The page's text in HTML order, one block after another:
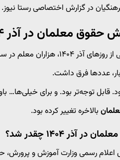
در گزارش اختصاصی رستا نیوز.
حقوق معلمان در آذر ۱۴۰۴
کشور مثل همیشه تلفن همراه‌شان را برداشتند تا فیش حقوقی‌شان را ببینند.
عددها فرق داشت.
قابل توجه‌تر بود. و برای خیلی‌ها…
بالاخره تغییر کرده بود.
در آذر ۱۴۰۴ چقدر شد؟
اعلام رسمی وزارت آموزش و پرورش،